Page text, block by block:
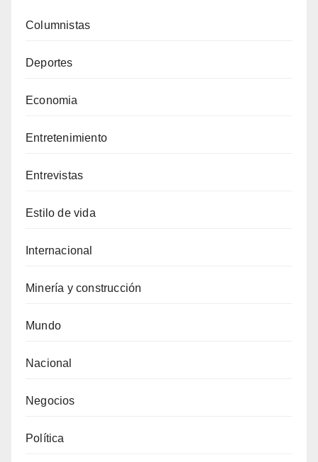
Columnistas
Deportes
Economia
Entretenimiento
Entrevistas
Estilo de vida
Internacional
Minería y construcción
Mundo
Nacional
Negocios
Política